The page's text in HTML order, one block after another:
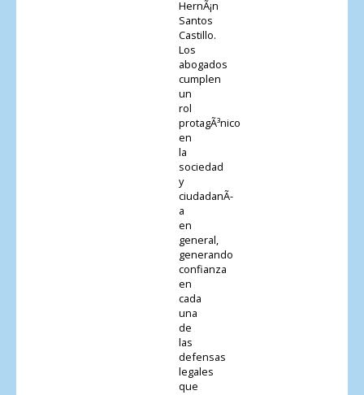
HernÃ¡n
Santos
Castillo.
Los
abogados
cumplen
un
rol
protagÃ³nico
en
la
sociedad
y
ciudadanÃ­
a
en
general,
generando
confianza
en
cada
una
de
las
defensas
legales
que